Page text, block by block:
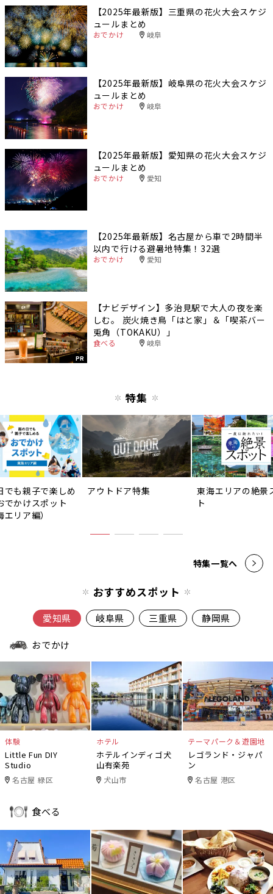
【2025年最新版】三重県の花火大会スケジ
ュールまとめ
おでかけ 岐阜
【2025年最新版】岐阜県の花火大会スケジ
ュールまとめ
おでかけ 岐阜
【2025年最新版】愛知県の花火大会スケジ
ュールまとめ
おでかけ 愛知
【2025年最新版】名古屋から車で2時間半
以内で行ける避暑地特集！32選
おでかけ 愛知
PR
【ナビデザイン】多治見駅で大人の夜を楽
しむ。 炭火焼き鳥「はと家」＆「喫茶バー
兎角（TOKAKU）」
食べる 岐阜
特集
でも親子で楽しめ
でかけスポット
リア編）
アウトドア特集
東海エリアの絶景
ト
特集一覧へ
おすすめスポット
愛知県 岐阜県 三重県 静岡県
おでかけ
体験
Little Fun DIY
Studio
名古屋 緑区
ホテル
ホテルインディゴ犬
山有楽苑
犬山市
テーマパーク＆遊園地
レゴランド・ジャパ
ン
名古屋 港区
食べる